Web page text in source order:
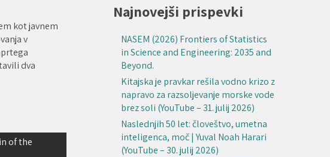
kot javnem
v
dva
of the
Najnovejši prispevki
NASEM (2026) Frontiers of Statistics
in Science and Engineering: 2035 and
Beyond.
Kitajska je pravkar rešila vodno krizo z
napravo za razsoljevanje morske vode
brez soli (YouTube – 31. julij 2026)
Naslednjih 50 let: človeštvo, umetna
inteligenca, moč | Yuval Noah Harari
(YouTube – 30. julij 2026)